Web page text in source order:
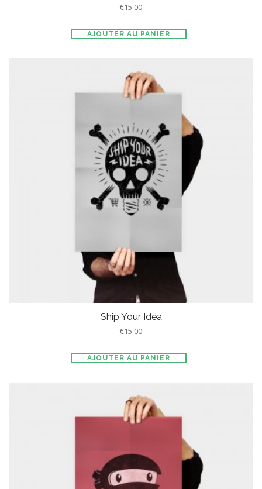
€15.00
AJOUTER AU PANIER
Ship Your Idea
€15.00
AJOUTER AU PANIER